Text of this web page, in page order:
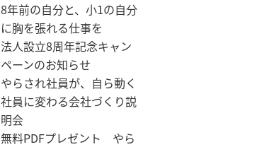
8年前の自分と、小1の自分
に胸を張れる仕事を
法人設立8周年記念キャン
ペーンのお知らせ
やらされ社員が、自ら動く
社員に変わる会社づくり説
明会
無料PDFプレゼント やら